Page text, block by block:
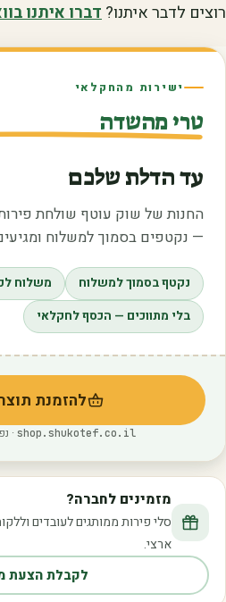
רוצים לדבר איתנו?דברו איתנו
ישירות מהחקלאי
טרי מהשדה
עד הדלת שלכם
החנות של שוק עוטף שולחת
— נקטפים בסמוך למשלוח
נקטף בסמוך למשלוח
משלוח
בלי מתווכים — הכסף לחקלאי
להזמנת
shop.shukotef.co.il
·
מזמינים לחברה?
ארצי.
לקבלת הצעת